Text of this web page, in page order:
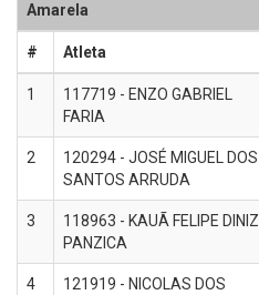
Amarela
# Atleta
1
117719 - ENZO GABRIEL
FARIA
2
120294 - JOSÉ MIGUEL DOS
SANTOS ARRUDA
3
118963 - KAUÃ FELIPE DINIZ
PANZICA
4
121919 - NICOLAS DOS